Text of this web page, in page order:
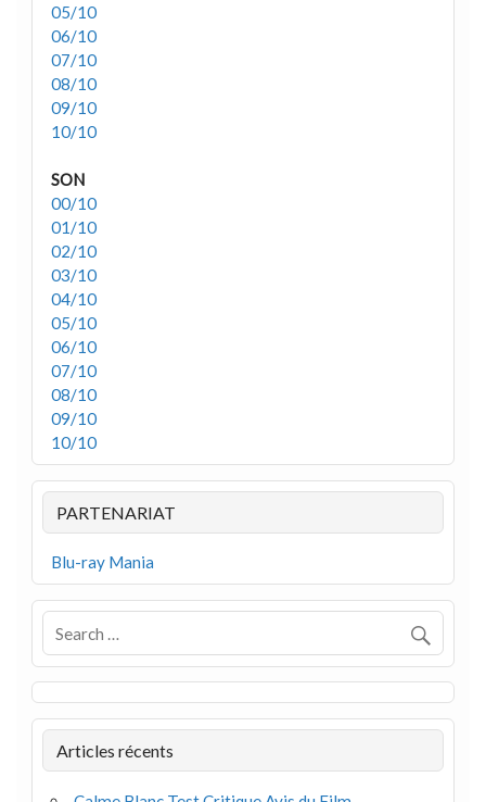
05/10
06/10
07/10
08/10
09/10
10/10
SON
00/10
01/10
02/10
03/10
04/10
05/10
06/10
07/10
08/10
09/10
10/10
PARTENARIAT
Blu-ray Mania
Articles récents